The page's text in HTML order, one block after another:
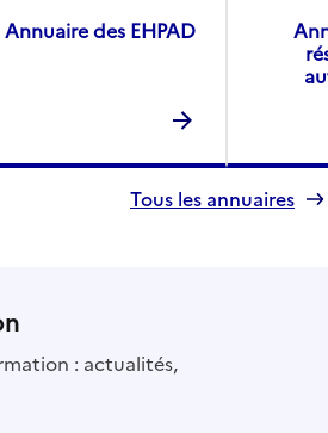
Annuaire des EHPAD
Tous les annuaires
: actualités,